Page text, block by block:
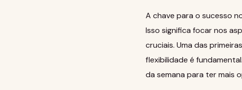
A chave para o sucesso
Isso significa focar nos
cruciais. Uma das
flexibilidade é
da semana para ter mais